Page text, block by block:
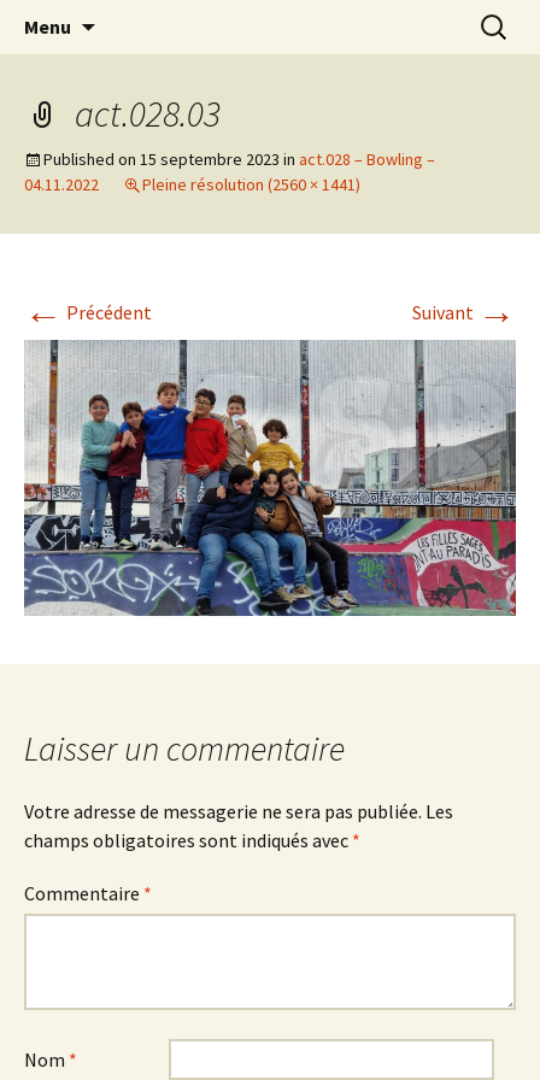
L'Oranger AMO
Actions en Milieu Ouvert
Menu
act.028.03
Published on 15 septembre 2023 in act.028 – Bowling –
04.11.2022
Pleine résolution (2560 × 1441)
← Précédent Suivant →
Laisser un commentaire
Votre adresse de messagerie ne sera pas publiée. Les
champs obligatoires sont indiqués avec *
Commentaire *
Nom *